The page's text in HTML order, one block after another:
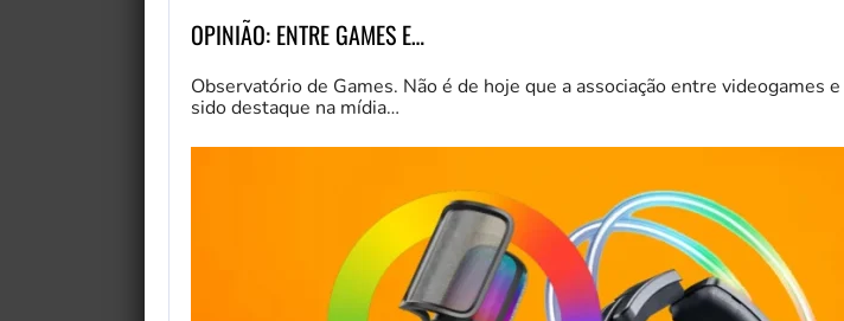
OPINIÃO: ENTRE GAMES E…
Observatório de Games. Não é de hoje que a associação entre videogames
sido destaque na mídia…